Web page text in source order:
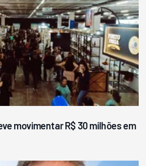
Cat 966
movimentar R$ 30 milhões em